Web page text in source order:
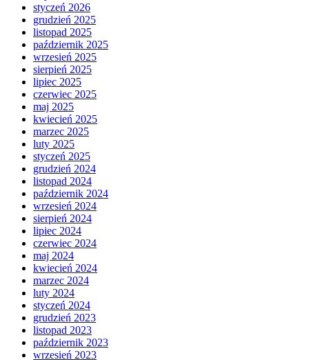
styczeń 2026
grudzień 2025
listopad 2025
październik 2025
wrzesień 2025
sierpień 2025
lipiec 2025
czerwiec 2025
maj 2025
kwiecień 2025
marzec 2025
luty 2025
styczeń 2025
grudzień 2024
listopad 2024
październik 2024
wrzesień 2024
sierpień 2024
lipiec 2024
czerwiec 2024
maj 2024
kwiecień 2024
marzec 2024
luty 2024
styczeń 2024
grudzień 2023
listopad 2023
październik 2023
wrzesień 2023